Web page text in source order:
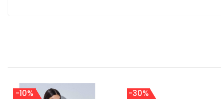
-10% -30%